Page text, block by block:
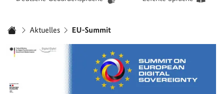
Aktuelles EU-Summit